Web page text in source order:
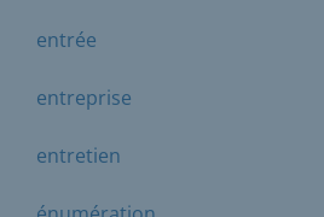
entrée
entreprise
entretien